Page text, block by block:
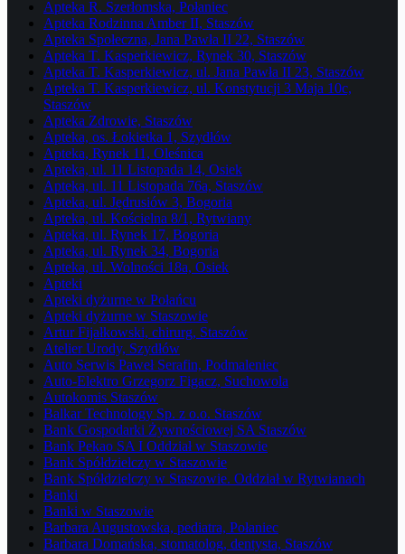
Apteka R. Szerłomska, Połaniec
Apteka Rodzinna Amber II, Staszów
Apteka Społeczna, Jana Pawła II 22, Staszów
Apteka T. Kasperkiewicz, Rynek 30, Staszów
Apteka T. Kasperkiewicz, ul. Jana Pawła II 23, Staszów
Apteka T. Kasperkiewicz, ul. Konstytucji 3 Maja 10c,
Staszów
Apteka Zdrowie, Staszów
Apteka, os. Łokietka 1, Szydłów
Apteka, Rynek 11, Oleśnica
Apteka, ul. 11 Listopada 14, Osiek
Apteka, ul. 11 Listopada 76a, Staszów
Apteka, ul. Jędrusiów 3, Bogoria
Apteka, ul. Kościelna 8/1, Rytwiany
Apteka, ul. Rynek 17, Bogoria
Apteka, ul. Rynek 34, Bogoria
Apteka, ul. Wolności 18a, Osiek
Apteki
Apteki dyżurne w Połańcu
Apteki dyżurne w Staszowie
Artur Fijałkowski, chirurg, Staszów
Atelier Urody, Szydłów
Auto Serwis Paweł Serafin, Podmaleniec
Auto-Elektro Grzegorz Figacz, Suchowola
Autokomis Staszów
Balkar Technology Sp. z o.o. Staszów
Bank Gospodarki Żywnościowej SA Staszów
Bank Pekao SA I Oddział w Staszowie
Bank Spółdzielczy w Staszowie
Bank Spółdzielczy w Staszowie. Oddział w Rytwianach
Banki
Banki w Staszowie
Barbara Augustowska, pediatra, Połaniec
Barbara Domańska, stomatolog, dentysta, Staszów